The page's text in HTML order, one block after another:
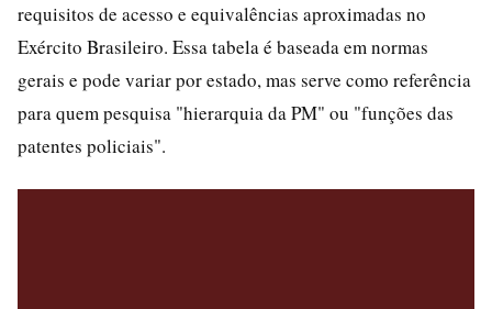
requisitos de acesso e equivalências aproximadas no
Exército Brasileiro. Essa tabela é baseada em normas
gerais e pode variar por estado, mas serve como referência
para quem pesquisa "hierarquia da PM" ou "funções das
patentes policiais".